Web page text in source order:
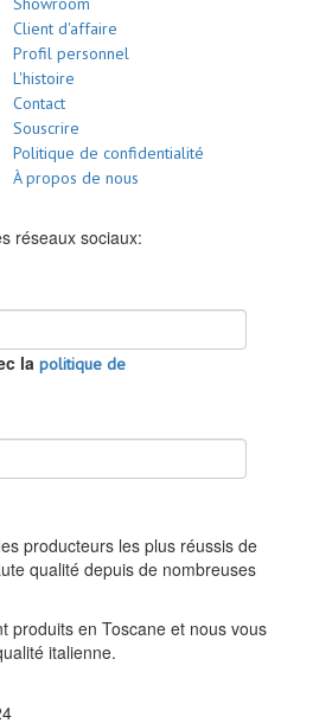
Client d'affaire
Profil personnel
L'histoire
Contact
Souscrire
Politique de confidentialité
À propos de nous
réseaux sociaux:
la politique de
producteurs les plus réussis de
qualité depuis de nombreuses
produits en Toscane et nous vous
italienne.